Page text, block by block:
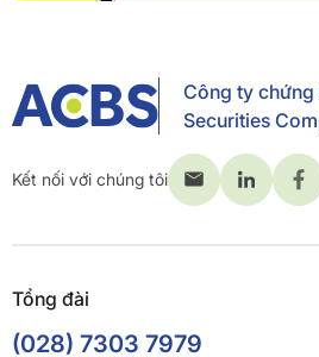
Công ty chứng
Securities
Kết nối với chúng tôi
Tổng đài
(028) 7303 7979